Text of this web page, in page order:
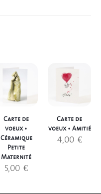
Carte de
voeux •
Céramique
Petite
Maternité
5,00 €
Carte de
voeux • Amitié
4,00 €